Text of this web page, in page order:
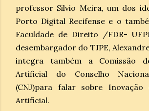
professor Silvio Meira, um dos
Porto Digital Recifense e o
Faculdade de Direito /FDR-
desembargador do TJPE,
integra também a Comissão
Artificial do Conselho
(CNJ)para falar sobre Inovação
Artificial.